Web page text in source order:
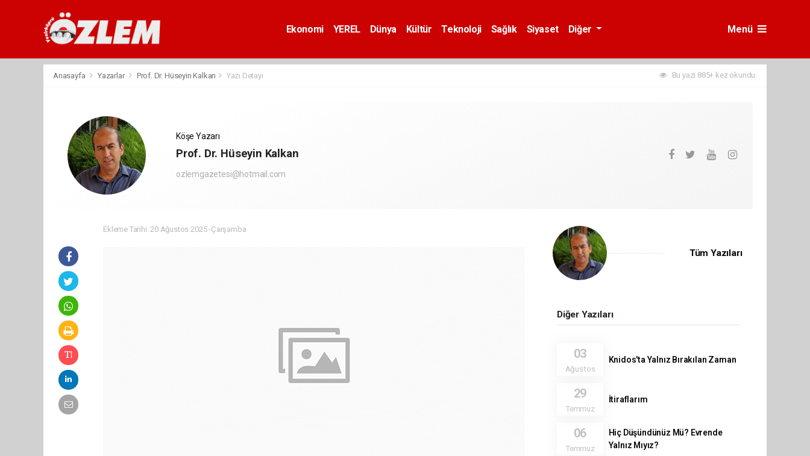
Ekonomi YEREL Dünya Kültür Teknoloji Sağlık Siyaset Diğer Menü
Anasayfa Yazarlar Prof. Dr. Hüseyin Kalkan Yazı Detayı Bu yazı 885+ kez okundu.
Köşe Yazarı
Prof. Dr. Hüseyin Kalkan
ozlemgazetesi@hotmail.com
Ekleme Tarihi: 20 Ağustos 2025 -Çarşamba
Tüm Yazıları
Diğer Yazıları
03
Ağustos
Knidos'ta Yalnız Bırakılan Zaman
29
Temmuz
İtiraflarım
06
Temmuz
Hiç Düşündünüz Mü? Evrende
Yalnız Mıyız?